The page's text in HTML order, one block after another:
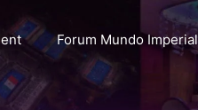
Forum Mundo Imperial